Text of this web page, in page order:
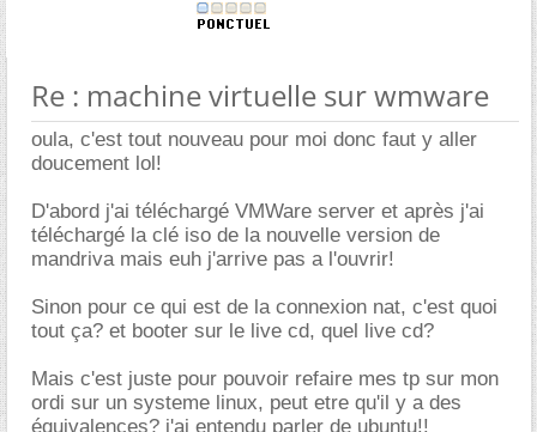
Re : machine virtuelle sur wmware
oula, c'est tout nouveau pour moi donc faut y aller
doucement lol!
D'abord j'ai téléchargé VMWare server et après j'ai
téléchargé la clé iso de la nouvelle version de
mandriva mais euh j'arrive pas a l'ouvrir!
Sinon pour ce qui est de la connexion nat, c'est quoi
tout ça? et booter sur le live cd, quel live cd?
Mais c'est juste pour pouvoir refaire mes tp sur mon
ordi sur un systeme linux, peut etre qu'il y a des
équivalences? j'ai entendu parler de ubuntu!!